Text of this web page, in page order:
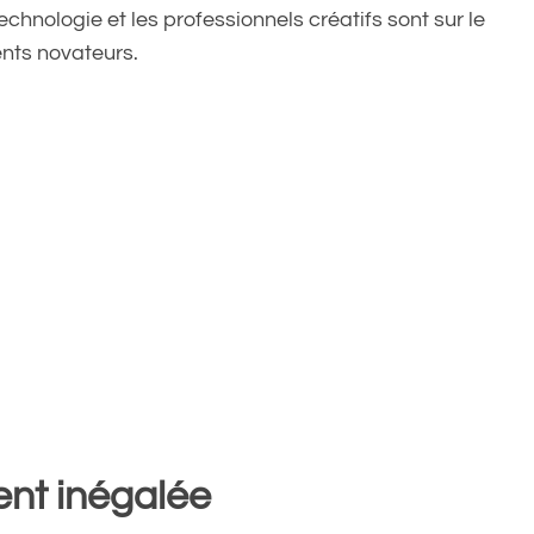
et les professionnels créatifs sont sur le
novateurs.
inégalée